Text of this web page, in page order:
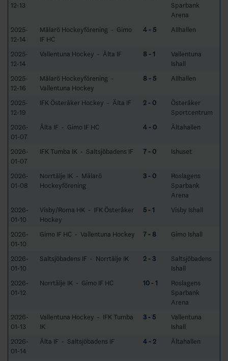
12-13
Sparbank
Arena
2025-
12-14
Mälarö Hockeyförening - Gimo
IF HC
4 - 5 Allhallen
2025-
12-14
Vallentuna Hockey - Älta IF 8 - 1
Vallentuna
Ishall
2025-
12-16
Mälarö Hockeyförening -
Vallentuna Hockey
8 - 5 Allhallen
2025-
12-19
IFK Österåker Hockey - Älta IF 2 - 0
Österåker
Sportcentrum
2026-
01-07
Älta IF - Gimo IF HC 4 - 0 Ältahallen
2026-
01-07
IFK Tumba IK - Saltsjöbadens IF 7 - 0 Ishuset
2026-
01-08
Norrtälje IK - Mälarö
Hockeyförening
3 - 0
Roslagens
Sparbank
Arena
2026-
01-10
Visby/Roma HK - IFK Österåker
Hockey
5 - 1 Visby Ishall
2026-
01-10
Gimo IF HC - Vallentuna Hockey 7 - 8 Gimo Ishall
2026-
01-10
Saltsjöbadens IF - Norrtälje IK 2 - 3
Saltsjöbadens
Ishall
2026-
01-12
Norrtälje IK - Gimo IF HC 10 - 1
Roslagens
Sparbank
Arena
2026-
01-13
Vallentuna Hockey - IFK Tumba
IK
3 - 5
Vallentuna
Ishall
2026-
01-14
Älta IF - Saltsjöbadens IF 4 - 2 Ältahallen